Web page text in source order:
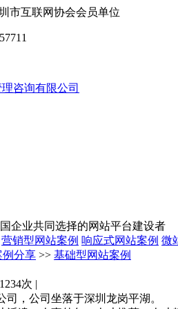
市互联网协会会员单位
企业共同选择的网站平台建设者
营销型网站案例 响应式网站案例 微
例分享 >> 基础型网站案例
次 |
，公司坐落于深圳龙岗平湖。